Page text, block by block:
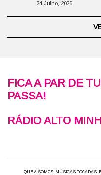
24 Julho, 2026
FICA A PAR DE
PASSA!
RÁDIO ALTO
QUEM SOMOS MÚSICAS TOCADAS